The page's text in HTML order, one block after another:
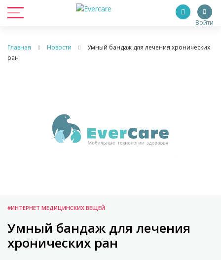
Войти
Главная Новости
Умный бандаж для лечения хронических
ран
#ИНТЕРНЕТ МЕДИЦИНСКИХ ВЕЩЕЙ
Умный бандаж для лечения
хронических ран